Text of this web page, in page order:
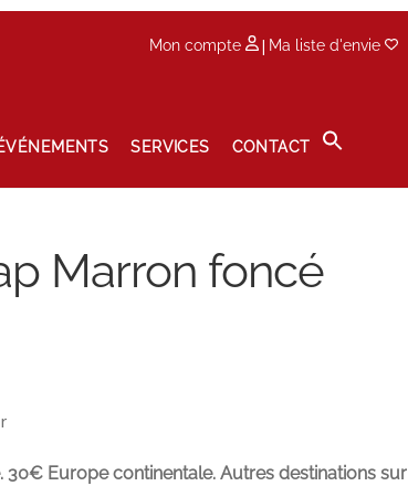
Mon compte | Ma liste d'envie
SERVICES CONTACT
Marron foncé
30€ Europe continentale. Autres destinations sur